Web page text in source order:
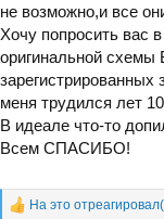
не возможно,и все
Хочу попросить вас
оригинальной схемы
зарегистрированных
меня трудился лет
В идеале что-то
Всем СПАСИБО!
Р
На это